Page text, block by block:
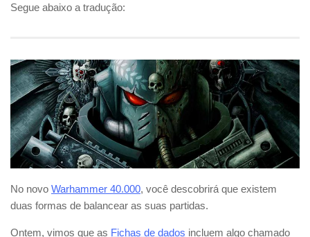
Segue abaixo a tradução:
No novo Warhammer 40.000, você descobrirá que existem
duas formas de balancear as suas partidas.
Ontem, vimos que as Fichas de dados incluem algo chamado